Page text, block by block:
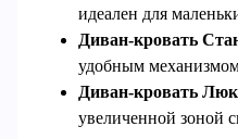
идеален для
Диван-кровать
удобным
Диван-кровать
увеличенной зоной